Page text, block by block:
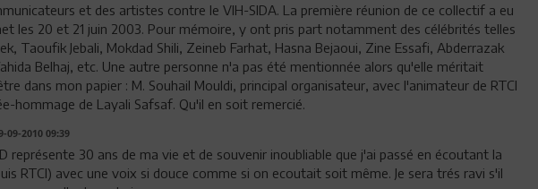
et des artistes contre le VIH-SIDA. La première réunion de ce collectif a eu
les 20 et 21 juin 2003. Pour mémoire, y ont pris part notamment des célébrités telles
Taoufik Jebali, Mokdad Shili, Zeineb Farhat, Hasna Bejaoui, Zine Essafi, Abderrazak
Belhaj, etc. Une autre personne n'a pas été mentionnée alors qu'elle méritait
dans mon papier : M. Souhail Mouldi, principal organisateur, avec l'animateur de RTCI
hommage de Layali Safsaf. Qu'il en soit remercié.
09-2010 09:39
représente 30 ans de ma vie et de souvenir inoubliable que j'ai passé en écoutant la
RTCI) avec une voix si douce comme si on ecoutait soit même. Je sera trés ravi s'il